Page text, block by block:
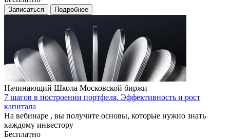
Записаться Подробнее
Начинающий Школа Московской биржи
7 шагов в построении портфеля. Эффективность и рост
капитала
На вебинаре , вы получите основы, которые нужно знать
каждому инвестору
Бесплатно